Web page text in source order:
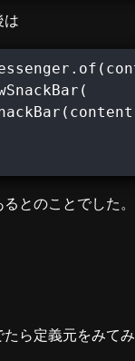
は
とのことでした。
ら定義元をみて